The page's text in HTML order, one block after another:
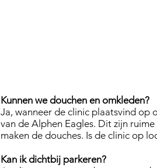
Kunnen we douchen en omkleden?
Ja, wanneer de clinic plaatsvind op
van de Alphen Eagles. Dit zijn
maken de douches.​ Is de clinic op
Kan ik dichtbij parkeren?